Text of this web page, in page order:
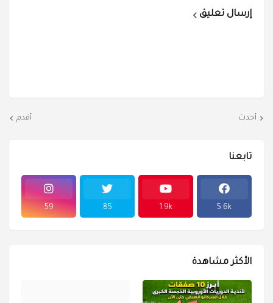
إرسال تعليق
أحدث أقدم
تابعنا
5.6k
1.9k
85
59
الأكثر مشاهدة